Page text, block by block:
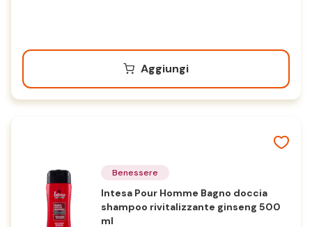
Aggiungi
Benessere
Intesa Pour Homme Bagno doccia
shampoo rivitalizzante ginseng 500
ml